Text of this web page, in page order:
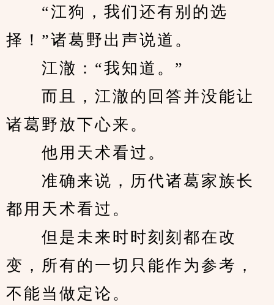
“江狗，我们还有别的选
择！”诸葛野出声说道。
江澈：“我知道。”
而且，江澈的回答并没能让
诸葛野放下心来。
他用天术看过。
准确来说，历代诸葛家族长
都用天术看过。
但是未来时时刻刻都在改
变，所有的一切只能作为参考，
不能当做定论。